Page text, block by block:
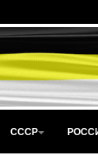
СССР